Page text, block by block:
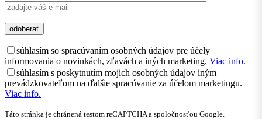
súhlasím so spracúvaním osobných údajov pre účely
informovania o novinkách, zľavách a iných marketing. Viac info.
súhlasím s poskytnutím mojich osobných údajov iným
prevádzkovateľom na ďalšie spracúvanie za účelom marketingu.
Viac info.
Táto stránka je chránená testom reCAPTCHA a spoločnosťou Google.